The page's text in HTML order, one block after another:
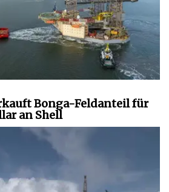
Bonga-Feldanteil für
an Shell